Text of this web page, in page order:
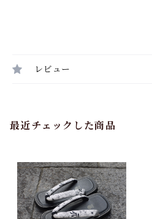
レビュー
最近チェックした商品